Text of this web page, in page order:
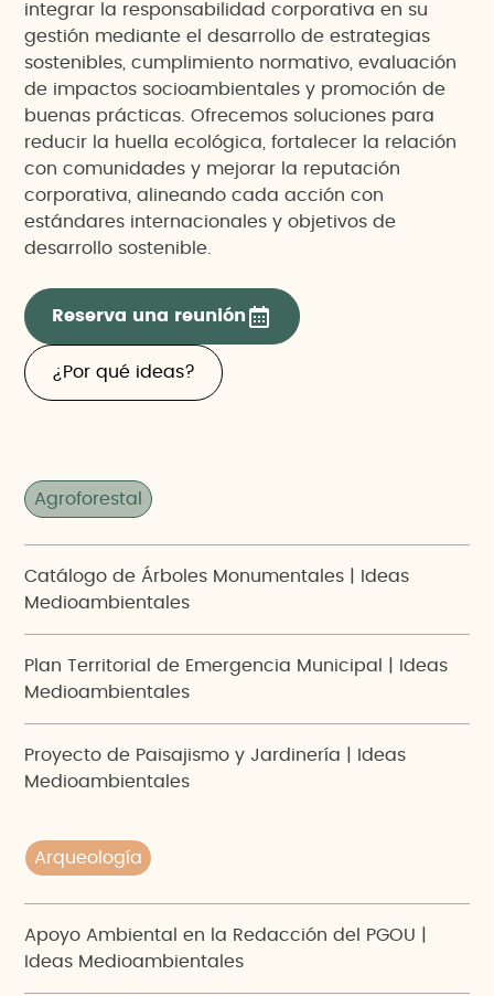
integrar la responsabilidad corporativa en su
gestión mediante el desarrollo de estrategias
sostenibles, cumplimiento normativo, evaluación
de impactos socioambientales y promoción de
buenas prácticas. Ofrecemos soluciones para
reducir la huella ecológica, fortalecer la relación
con comunidades y mejorar la reputación
corporativa, alineando cada acción con
estándares internacionales y objetivos de
desarrollo sostenible.
Reserva una reunión
¿Por qué ideas?
Agroforestal
Catálogo de Árboles Monumentales | Ideas
Medioambientales
Plan Territorial de Emergencia Municipal | Ideas
Medioambientales
Proyecto de Paisajismo y Jardinería | Ideas
Medioambientales
Arqueología
Apoyo Ambiental en la Redacción del PGOU |
Ideas Medioambientales